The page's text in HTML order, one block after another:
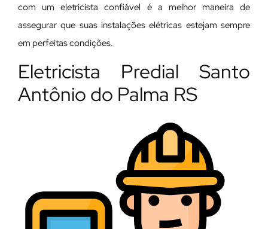
com um eletricista confiável é a melhor maneira de
assegurar que suas instalações elétricas estejam sempre
em perfeitas condições.
Eletricista Predial Santo
Antônio do Palma RS